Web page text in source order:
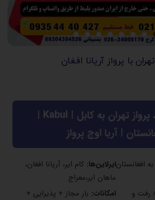
با پرواز آریانا افغان
خرید بلیط پرواز تهران به کابل | Kabul |
| آریا اوج پرواز
افغانستانایرلاین‌ها: کام ایر، آریانا افغان،
ماهان ایر،معراج
رفت و
امکانات: بار مجاز + پذیرایی +